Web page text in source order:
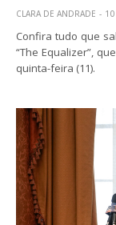
CLARA DE ANDRADE
Confira tudo que
“The Equalizer”,
quinta-feira (11).